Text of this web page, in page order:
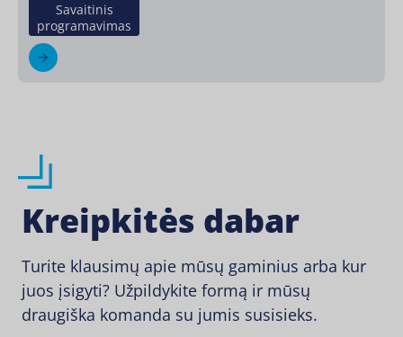
Savaitinis
programavimas
Kreipkitės dabar
Turite klausimų apie mūsų gaminius arba kur
juos įsigyti? Užpildykite formą ir mūsų
draugiška komanda su jumis susisieks.